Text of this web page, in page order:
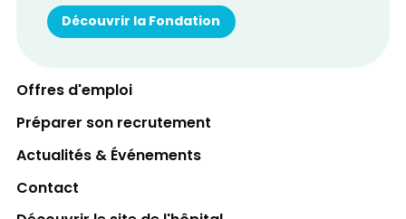
Découvrir la Fondation
Offres d'emploi
Préparer son recrutement
Actualités & Événements
Contact